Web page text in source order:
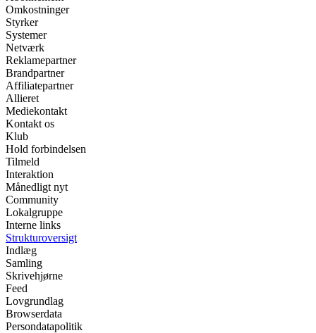
Omkostninger
Styrker
Systemer
Netværk
Reklamepartner
Brandpartner
Affiliatepartner
Allieret
Mediekontakt
Kontakt os
Klub
Hold forbindelsen
Tilmeld
Interaktion
Månedligt nyt
Community
Lokalgruppe
Interne links
Strukturoversigt
Indlæg
Samling
Skrivehjørne
Feed
Lovgrundlag
Browserdata
Persondatapolitik